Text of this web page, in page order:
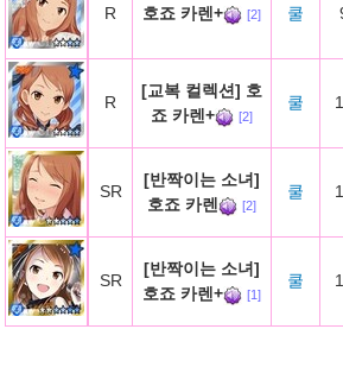
R 호죠 카렌+ [2] 쿨
R
[교복 컬렉션] 호
죠 카렌+
[2]
쿨
SR
[반짝이는 소녀]
호죠 카렌
[2]
쿨
SR
[반짝이는 소녀]
호죠 카렌+
[1]
쿨